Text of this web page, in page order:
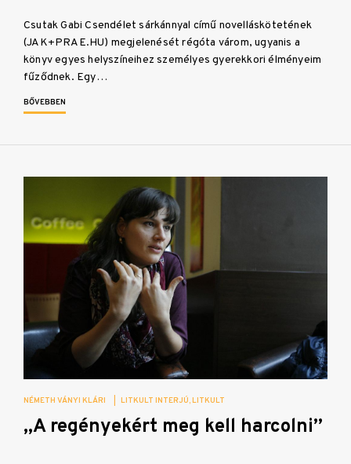
Csutak Gabi Csendélet sárkánnyal című novelláskötetének
(JAK+PRAE.HU) megjelenését régóta várom, ugyanis a
könyv egyes helyszíneihez személyes gyerekkori élményeim
fűződnek. Egy…
BŐVEBBEN
NÉMETH VÁNYI KLÁRI LITKULT INTERJÚ LITKULT
„A regényekért meg kell harcolni”